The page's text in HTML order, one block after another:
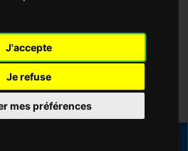
J'accepte
Je refuse
mes préférences